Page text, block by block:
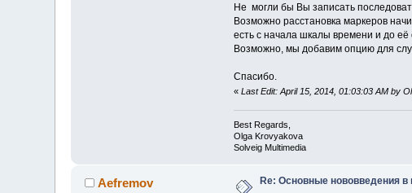
Не могли бы Вы записать
Возможно расстановка маркеров
есть с начала шкалы времени и до
Возможно, мы добавим опцию для
Спасибо.
« Last Edit: April 15, 2014, 01:03:03 AM by
Best Regards,
Olga Krovyakova
Solveig Multimedia
Aefremov Re: Основные нововведения в